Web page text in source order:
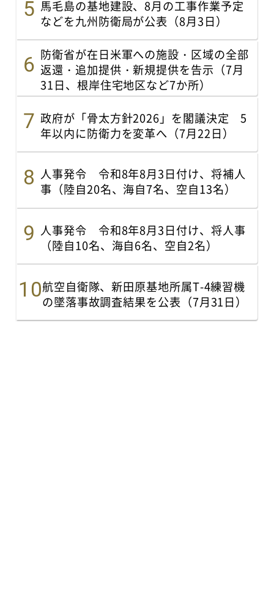
馬毛島の基地建設、8月の工事作業予定
などを九州防衛局が公表（8月3日）
防衛省が在日米軍への施設・区域の全部
返還・追加提供・新規提供を告示（7月
31日、根岸住宅地区など7か所）
政府が「骨太方針2026」を閣議決定 5
年以内に防衛力を変革へ（7月22日）
人事発令 令和8年8月3日付け、将補人
事（陸自20名、海自7名、空自13名）
人事発令 令和8年8月3日付け、将人事
（陸自10名、海自6名、空自2名）
航空自衛隊、新田原基地所属T-4練習機
の墜落事故調査結果を公表（7月31日）